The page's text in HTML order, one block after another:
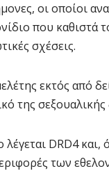
οι οποίοι
που καθιστά
σχέσεις.
εκτός από
της
λέγεται DRD4
των